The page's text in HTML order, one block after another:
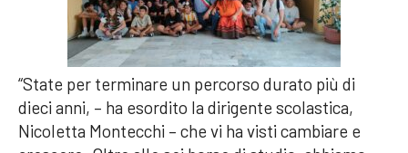
“State per terminare un percorso durato più di
dieci anni, – ha esordito la dirigente scolastica,
Nicoletta Montecchi – che vi ha visti cambiare e